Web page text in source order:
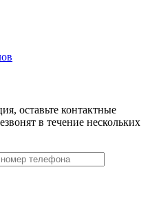
оставьте контактные
в течение нескольких